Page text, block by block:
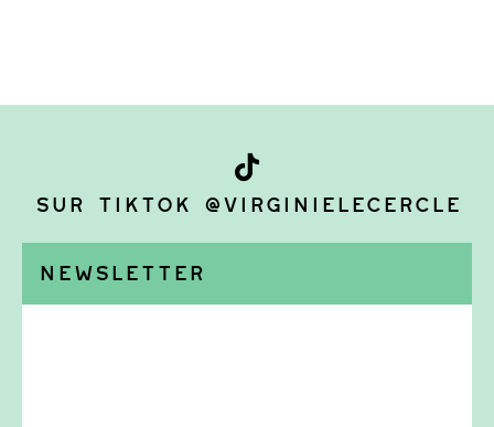
Sur TikTok @virginielecercle
Newsletter